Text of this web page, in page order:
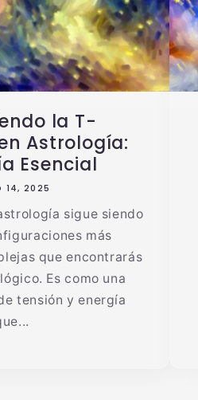
la T-
Astrología:
Esencial
14, 2025
sigue siendo
más
que encontrarás
Es como una
tensión y energía